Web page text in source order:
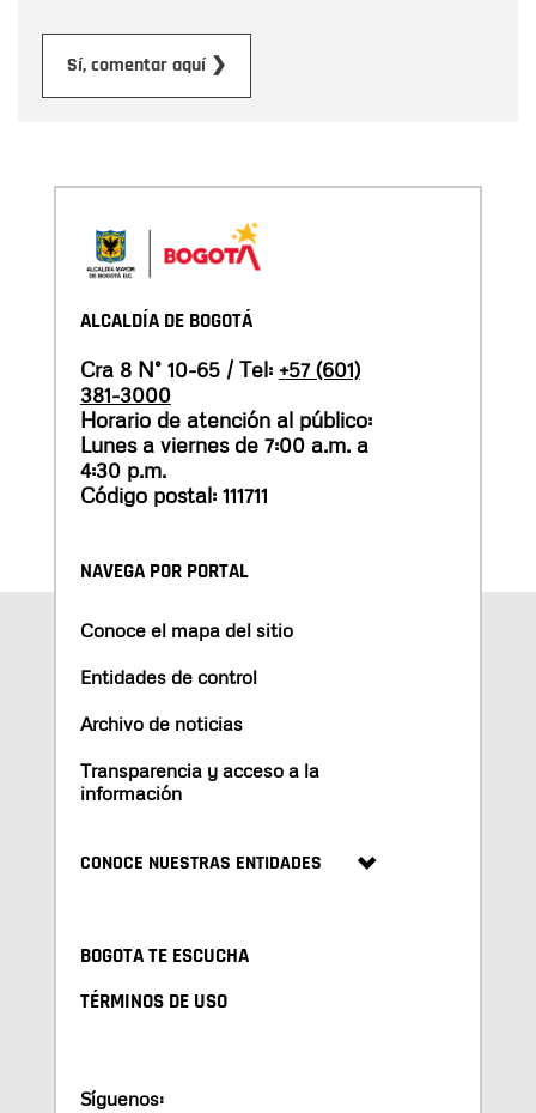
Sí, comentar aquí ❯
ALCALDÍA DE BOGOTÁ
Cra 8 N° 10-65 / Tel: +57 (601)
381-3000
Horario de atención al público:
Lunes a viernes de 7:00 a.m. a
4:30 p.m.
Código postal: 111711
NAVEGA POR PORTAL
Conoce el mapa del sitio
Entidades de control
Archivo de noticias
Transparencia y acceso a la
información
CONOCE NUESTRAS ENTIDADES
BOGOTA TE ESCUCHA
TÉRMINOS DE USO
Síguenos: